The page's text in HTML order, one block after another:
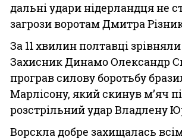
дальні удари нідерландця не
загрози воротам Дмитра
За 11 хвилин полтавці
Захисник Динамо Олександр
програв силову боротьбу
Марлісону, який скинув м’яч
розстрільний удар Владлену
Ворскла добре захищалась